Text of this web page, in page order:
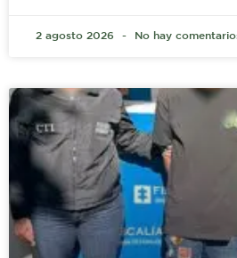
2 agosto 2026 No hay